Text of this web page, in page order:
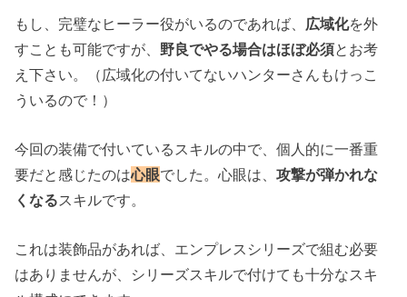
もし、完璧なヒーラー役がいるのであれば、 広域化を外
すことも可能ですが、 野良でやる場合はほぼ必須とお考
え下さい。（広域化の付いてないハンターさんもけっこ
ういるので！）
今回の装備で付いているスキルの中で、個人的に一番重
要だと感じたのは心眼でした。心眼は、攻撃が弾かれな
くなるスキルです。
これは装飾品があれば、エンプレスシリーズで組む必要
はありませんが、シリーズスキルで付けても十分なスキ